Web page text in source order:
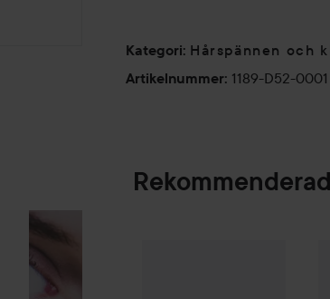
Kategori: Hårspännen och
Artikelnummer: 1189-D52-0001